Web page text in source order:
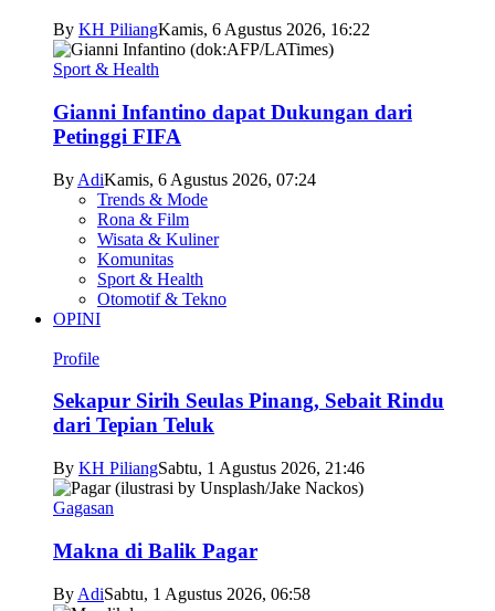
By KH PiliangKamis, 6 Agustus 2026, 16:22
Sport & Health
Gianni Infantino dapat Dukungan dari
Petinggi FIFA
By AdiKamis, 6 Agustus 2026, 07:24
Trends & Mode
Rona & Film
Wisata & Kuliner
Komunitas
Sport & Health
Otomotif & Tekno
OPINI
Profile
Sekapur Sirih Seulas Pinang, Sebait Rindu
dari Tepian Teluk
By KH PiliangSabtu, 1 Agustus 2026, 21:46
Gagasan
Makna di Balik Pagar
By AdiSabtu, 1 Agustus 2026, 06:58